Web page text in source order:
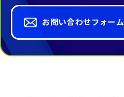
お問い合わせフォーム